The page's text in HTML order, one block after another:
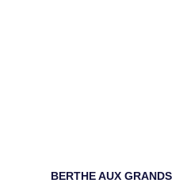
BERTHE AUX GRANDS